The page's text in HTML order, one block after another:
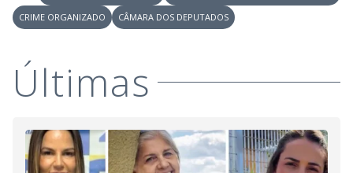
CRIME ORGANIZADO
CÂMARA DOS DEPUTADOS
Últimas